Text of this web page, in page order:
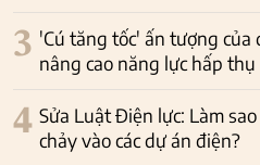
3 'Cú tăng tốc' ấn tượng của
nâng cao năng lực hấp thụ
4 Sửa Luật Điện lực: Làm
chảy vào các dự án điện?